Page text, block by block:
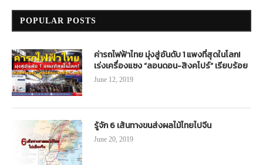
POPULAR POSTS
ค่ารถไฟฟ้าไทย มุ่งสู่อันดับ 1 แพงที่สุดในโลก!
เร่งเครื่องแซง “ลอนดอน-สิงคโปร์” เรียบร้อย
June 12, 2019
รู้จัก 6 เส้นทางขนส่งผลไม้ไทยไปจีน
June 20, 2019